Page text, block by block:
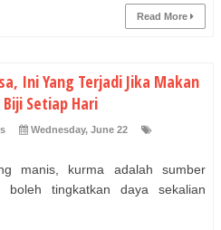
Read More
Ini Yang Terjadi Jika Makan
Biji Setiap Hari
Wednesday, June 22
manis, kurma adalah sumber
tingkatkan daya sekalian